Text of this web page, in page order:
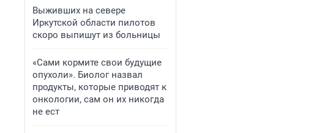
Выживших на севере
Иркутской области пилотов
скоро выпишут из больницы
«Сами кормите свои будущие
опухоли». Биолог назвал
продукты, которые приводят к
онкологии, сам он их никогда
не ест